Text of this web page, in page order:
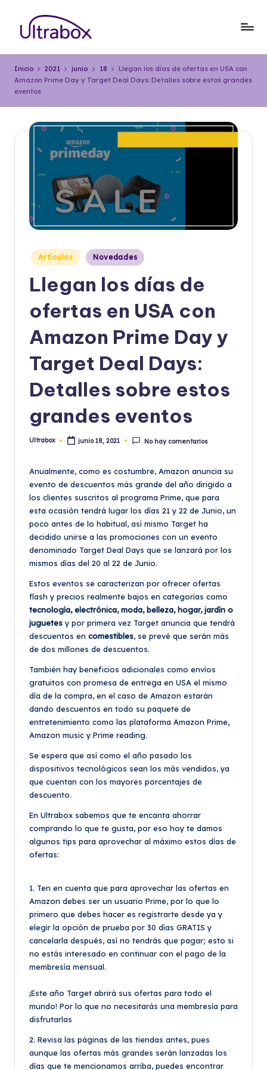
Saltar
contenido
l
o
g
U
o
que
Inicio 2021 junio 18
Llegan los días de ofertas en USA con
Amazon Prime Day y Target Deal Days: Detalles sobre estos grandes
eventos
Publicado
en
Artículos Novedades
Llegan los días de
ofertas en USA con
Amazon Prime Day y
Target Deal Days:
Detalles sobre estos
grandes eventos
Publicado
Ultrabox junio 18, 2021 No hay comentarios
Anualmente, como es costumbre, Amazon anuncia su
evento de descuentos más grande del año dirigido a
los clientes suscritos al programa Prime, que para
esta ocasión tendrá lugar los días 21 y 22 de Junio, un
poco antes de lo habitual, así mismo Target ha
decidido unirse a las promociones con un evento
denominado Target Deal Days que se lanzará por los
mismos días del 20 al 22 de Junio.
Estos eventos se caracterizan por ofrecer ofertas
flash y precios realmente bajos en categorías como
tecnología, electrónica, moda, belleza, hogar, jardín o
juguetesy por primera vez Target anuncia que tendrá
descuentos en comestibles, se prevé que serán más
de dos millones de descuentos.
También hay beneficios adicionales como envíos
gratuitos con promesa de entrega en USA el mismo
día de la compra, en el caso de Amazon estarán
dando descuentos en todo su paquete de
entretenimiento como las plataforma Amazon Prime,
Amazon music y Prime reading.
Se espera que así como el año pasado los
dispositivos tecnológicos sean los más vendidos, ya
que cuentan con los mayores porcentajes de
descuento.
En Ultrabox sabemos que te encanta ahorrar
comprando lo que te gusta, por eso hoy te damos
algunos tips para aprovechar al máximo estos días de
ofertas:
1. Ten en cuenta que para aprovechar las ofertas en
Amazon debes ser un usuario Prime, por lo que lo
primero que debes hacer es registrarte desde ya y
elegir la opción de prueba por 30 días GRATIS y
cancelarla después, así no tendrás que pagar; esto si
no estás interesado en continuar con el pago de la
membresía mensual.
¡Este año Target abrirá sus ofertas para todo el
mundo! Por lo que no necesitarás una membresía para
disfrutarlas
2. Revisa las páginas de las tiendas antes, pues
aunque las ofertas más grandes serán lanzadas los
días que te mencionamos arriba, puedes encontrar